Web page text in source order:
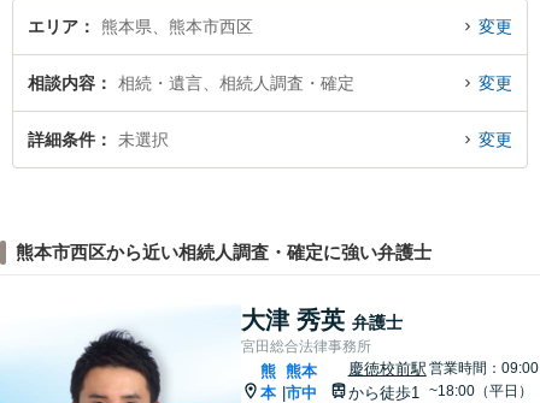
エリア 熊本県、熊本市西区 変更
相談内容 相続・遺言、相続人調査・確定 変更
詳細条件 未選択 変更
熊本市西区から近い相続人調査・確定に強い弁護士
大津 秀英 弁護士
宮田総合法律事務所
熊
本
熊本
市中
慶徳校前駅
から徒歩1
営業時間：09:00
~18:00（平日）